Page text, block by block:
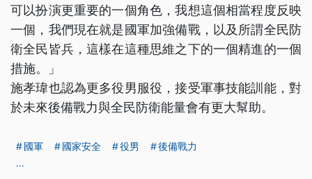
可以扮演更重要的一個角色，我想這個相當程度反映
一個，我們現在就是國軍加強備戰，以及所謂全民防
衛全民皆兵，這樣在這種思維之下的一個精進的一個
措施。」
施孝瑋也認為更多役男服役，接受軍事技能訓能，對
於未來後備戰力與全民防衛能量會有更大幫助。
國軍 國家安全 役男
後備戰力
...